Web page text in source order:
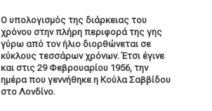
O υπολογισμός της διάρκειας του
χρόνου στην πλήρη περιφορά της γης
γύρω από τον ήλιο διορθώνεται σε
κύκλους τεσσάρων χρόνων. Έτσι έγινε
και στις 29 Φεβρουαρίου 1956, την
ημέρα που γεννήθηκε η Κούλα Σαββίδου
στο Λονδίνο.